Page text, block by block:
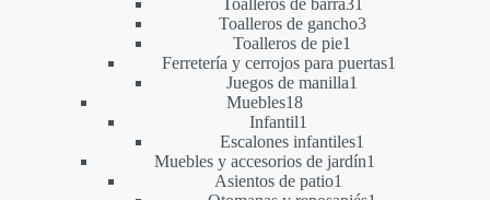
Toalleros de barra31
productos
Toalleros de gancho33
Toalleros de pie1
producto
Ferretería y cerrojos para puertas1
Juegos de manilla1
Muebles1818
productos
Infantil1
producto
Escalones infantiles1
producto
Muebles y accesorios de jardín1
Asientos de patio1